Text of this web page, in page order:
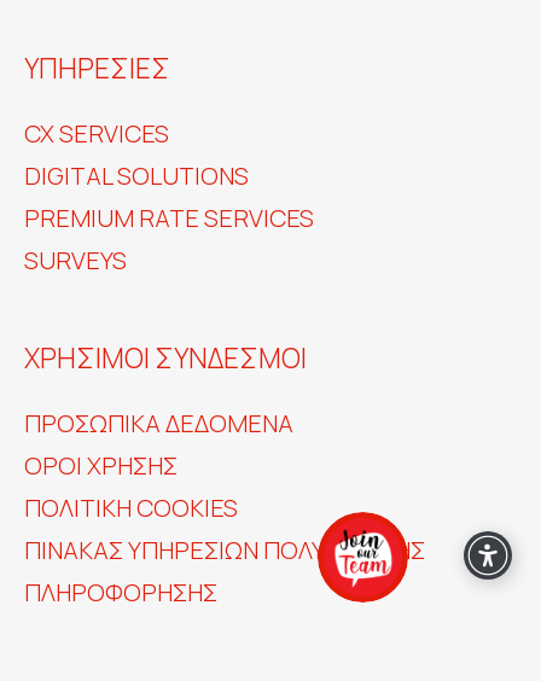
ΥΠΗΡΕΣΙΕΣ
CX SERVICES
DIGITAL SOLUTIONS
PREMIUM RATE SERVICES
SURVEYS
ΧΡΗΣΙΜΟΙ ΣΥΝΔΕΣΜΟΙ
ΠΡΟΣΩΠΙΚΆ ΔΕΔΟΜΈΝΑ
ΟΡΟΙ ΧΡΗΣΗΣ
ΠΟΛΙΤΙΚΗ COOKIES
ΠΊΝΑΚΑΣ ΥΠΗΡΕΣΙΏΝ ΠΟΛΥΜΕΣΙΚΉΣ
ΠΛΗΡΟΦΌΡΗΣΗΣ